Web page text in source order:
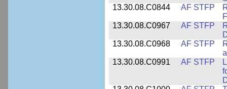
13.30.08.C0844
AF STFP
13.30.08.C0967
AF STFP
13.30.08.C0968
AF STFP
13.30.08.C0991
AF STFP